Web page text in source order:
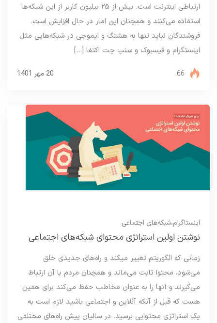
ارتباطی اینترنت است. بیش از ۲۵ بیلیون کاربر از این شبکه‌ها
استفاده می‌کنند و همچنان این امار در حال افزایش است.
فروشندگان نباید تنها به هشتگ و ایموجی در شبکه‌هایی مثل
اینستگرام و فیسبوک و سنپ چت اکتفا […]
20 مهر 1401 66
اینستاگرام،شبکه‌های اجتماعی
نوشتن اولین استراتژی محتوای شبکه‌های اجتماعی
زمانی که الگوریتم تغییر میکند و راه‌های جدیدی خلق
می‌شود، محتوا ثابت می‌ماند و همچنان مردم با آن ارتباط
می‌گیرند و آنها را به عنوان مخاطب حفظ می‌کند برای همین
هست که قبل از آنکه آنلاین و اجتماعی باشید لازم است به
یک استراتژی محتوایی برسید. در سالیان پیش راه‌های مختلفی